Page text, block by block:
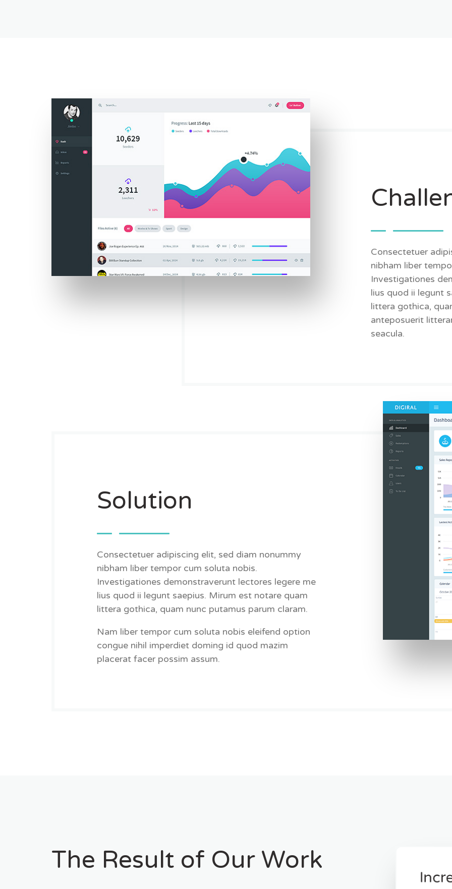
Consectetuer
nibham liber
Investigationes
lius quod ii legunt
littera gothica,
anteposuerit
seacula.
Solution
Consectetuer adipiscing elit, sed diam nonummy
nibham liber tempor cum soluta nobis.
Investigationes demonstraverunt lectores legere me
lius quod ii legunt saepius. Mirum est notare quam
littera gothica, quam nunc putamus parum claram.
Nam liber tempor cum soluta nobis eleifend option
congue nihil imperdiet doming id quod mazim
placerat facer possim assum.
The Result of Our Work